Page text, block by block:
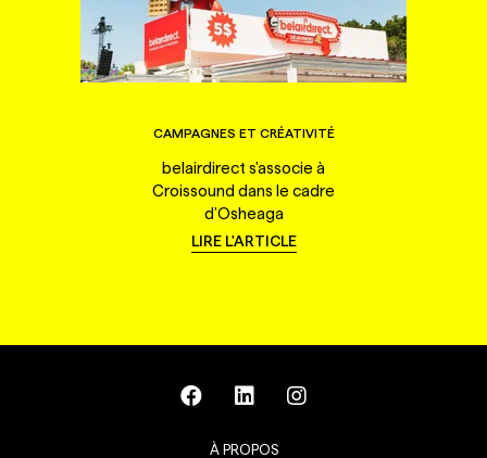
CAMPAGNES ET CRÉATIVITÉ
belairdirect s'associe à
Croissound dans le cadre
d'Osheaga
LIRE L'ARTICLE
À PROPOS